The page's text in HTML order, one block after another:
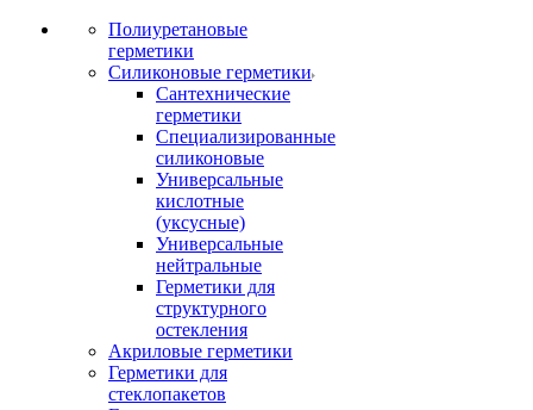
Полиуретановые
герметики
Силиконовые герметики
Сантехнические
герметики
Специализированные
силиконовые
Универсальные
кислотные
(уксусные)
Универсальные
нейтральные
Герметики для
структурного
остекления
Акриловые герметики
Герметики для
стеклопакетов